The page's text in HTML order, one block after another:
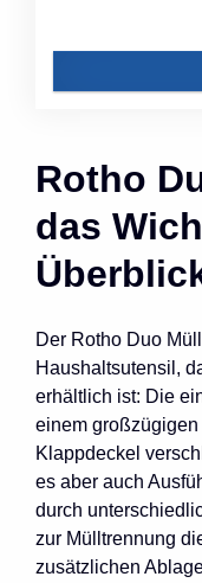
Rotho
das
Der Rotho Duo
Haushaltsutensil,
erhältlich ist: Die
einem
Klappdeckel
es aber auch
durch
zur Mülltrennung
zusätzlichen